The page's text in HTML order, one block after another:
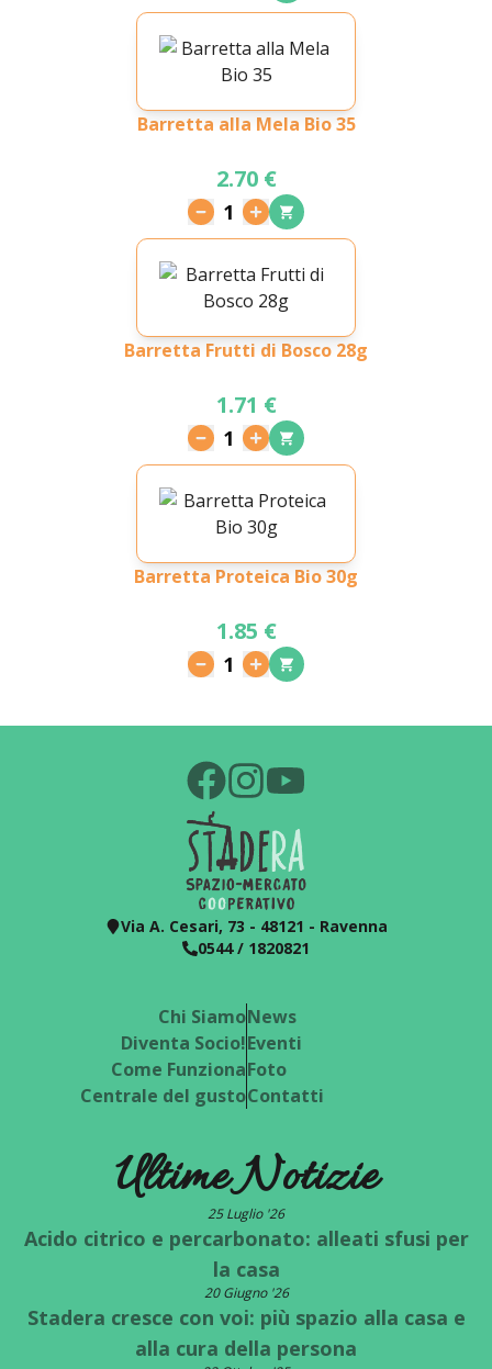
Barretta alla Mela Bio 35
2.70 €
1
Barretta Frutti di Bosco 28g
1.71 €
1
Barretta Proteica Bio 30g
1.85 €
1
Via A. Cesari, 73 - 48121 - Ravenna
0544 / 1820821
Chi Siamo
Diventa Socio!
Come Funziona
Centrale del gusto
News
Eventi
Foto
Contatti
Ultime Notizie
25 Luglio '26
Acido citrico e percarbonato: alleati sfusi per
la casa
20 Giugno '26
Stadera cresce con voi: più spazio alla casa e
alla cura della persona